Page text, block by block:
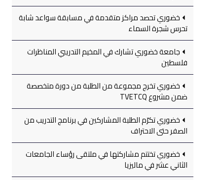
خضوري تحصد مراكز متقدمة في مسابقة سواعد شابة
تحرس شجرة السماء
جامعة خضوري تشارك في المخيم التدريبي المناظرات
فلسطين
خضوري تخرج مجموعة من الطلبة من دورة متخصصة
ضمن مشروع TVETCQ
خضوري تكرّم الطلبة المشاركين في برنامج التدريب من
الصفر حتى الاحتراف
خضوري تختتم مشاركتها في ملتقى رؤساء الجامعات
الثاني عشر في ماليزيا